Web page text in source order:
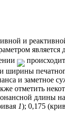
и
ширины
и заметное
отметить
длины
1); 0,175